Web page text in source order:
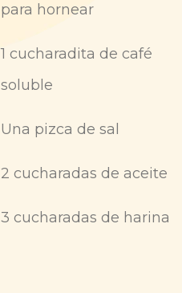
para hornear
1 cucharadita de café
soluble
Una pizca de sal
2 cucharadas de aceite
3 cucharadas de harina